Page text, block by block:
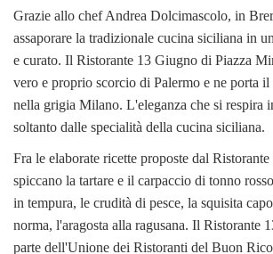
Grazie allo chef Andrea Dolcimascolo, in
assaporare la tradizionale cucina siciliana in
e curato. Il Ristorante 13 Giugno di Piazza
vero e proprio scorcio di Palermo e ne porta
nella grigia Milano. L'eleganza che si respira
soltanto dalle specialità della cucina siciliana.
Fra le elaborate ricette proposte dal
spiccano la tartare e il carpaccio di tonno
in tempura, le crudità di pesce, la squisita
norma, l'aragosta alla ragusana. Il Ristorante
parte dell'Unione dei Ristoranti del Buon